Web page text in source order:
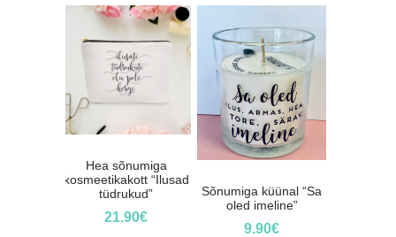
Hea sõnumiga
kosmeetikakott “Ilusad
tüdrukud”
21.90€
Sõnumiga küünal “Sa
oled imeline”
9.90€